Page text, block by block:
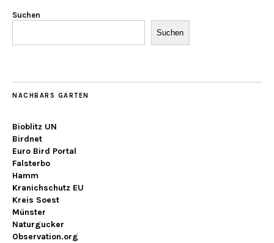
Suchen
Suchen
NACHBARS GARTEN
Bioblitz UN
Birdnet
Euro Bird Portal
Falsterbo
Hamm
Kranichschutz EU
Kreis Soest
Münster
Naturgucker
Observation.org